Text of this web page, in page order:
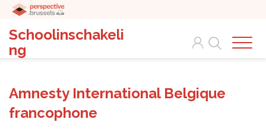
Schoolinschakeli
ng
Search
Amnesty International Belgique
francophone